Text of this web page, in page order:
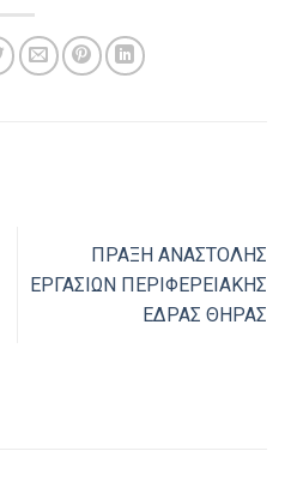
ΠΡΑΞΗ ΑΝΑΣΤΟΛΗΣ
ΕΡΓΑΣΙΩΝ ΠΕΡΙΦΕΡΕΙΑΚΗΣ
ΕΔΡΑΣ ΘΗΡΑΣ